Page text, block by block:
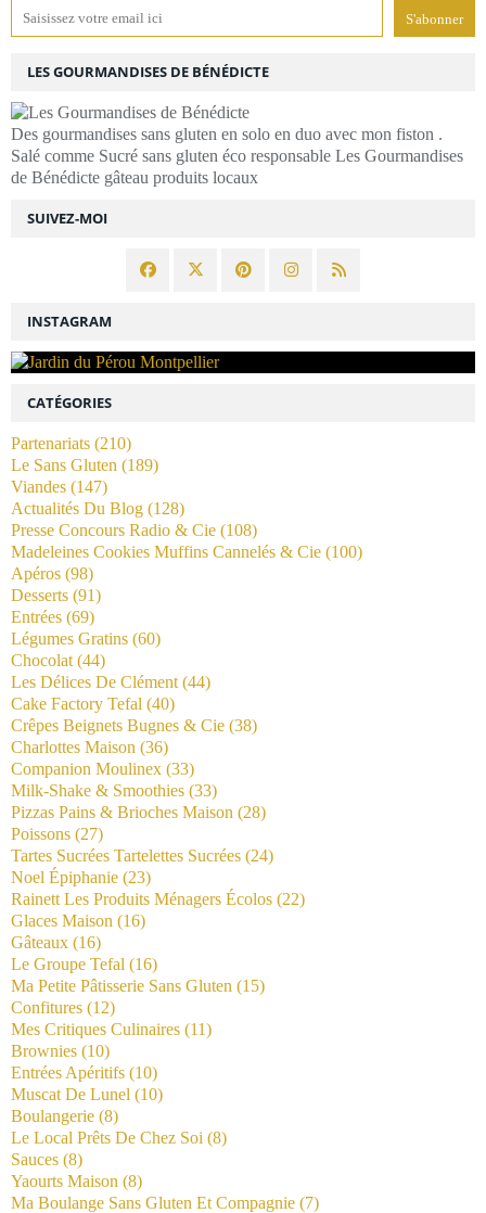
SUIVEZ-MOI
LES GOURMANDISES DE BÉNÉDICTE
Des gourmandises sans gluten en solo en duo avec mon fiston .
Salé comme Sucré sans gluten éco responsable Les Gourmandises
de Bénédicte gâteau produits locaux
INSTAGRAM
CATÉGORIES
Partenariats (210)
Le Sans Gluten (189)
Viandes (147)
Actualités Du Blog (128)
Presse Concours Radio & Cie (108)
Madeleines Cookies Muffins Cannelés & Cie (100)
Apéros (98)
Desserts (91)
Entrées (69)
Légumes Gratins (60)
Chocolat (44)
Les Délices De Clément (44)
Cake Factory Tefal (40)
Crêpes Beignets Bugnes & Cie (38)
Charlottes Maison (36)
Companion Moulinex (33)
Milk-Shake & Smoothies (33)
Pizzas Pains & Brioches Maison (28)
Poissons (27)
Tartes Sucrées Tartelettes Sucrées (24)
Noel Épiphanie (23)
Rainett Les Produits Ménagers Écolos (22)
Glaces Maison (16)
Gâteaux (16)
Le Groupe Tefal (16)
Ma Petite Pâtisserie Sans Gluten (15)
Confitures (12)
Mes Critiques Culinaires (11)
Brownies (10)
Entrées Apéritifs (10)
Muscat De Lunel (10)
Boulangerie (8)
Le Local Prêts De Chez Soi (8)
Sauces (8)
Yaourts Maison (8)
Ma Boulange Sans Gluten Et Compagnie (7)